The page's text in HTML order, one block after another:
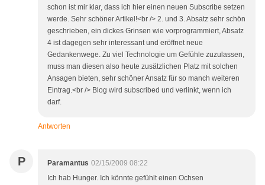
schon ist mir klar, dass ich hier einen neuen Subscribe setzen
werde. Sehr schöner Artikel!<br /> 2. und 3. Absatz sehr schön
geschrieben, ein dickes Grinsen wie vorprogrammiert, Absatz
4 ist dagegen sehr interessant und eröffnet neue
Gedankenwege. Zu viel Technologie um Gefühle zuzulassen,
muss man diesen also heute zusätzlichen Platz mit solchen
Ansagen bieten, sehr schöner Ansatz für so manch weiteren
Eintrag.<br /> Blog wird subscribed und verlinkt, wenn ich
darf.
Antworten
P Paramantus 02/15/2009 08:22
Ich hab Hunger. Ich könnte gefühlt einen Ochsen